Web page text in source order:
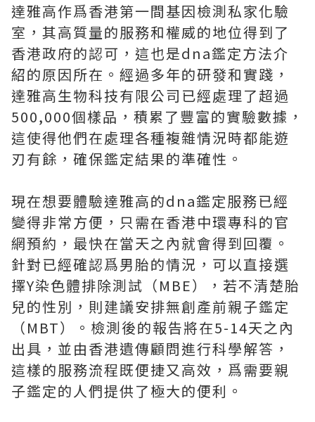
達雅高作爲香港第一間基因檢測私家化驗
室，其高質量的服務和權威的地位得到了
香港政府的認可，這也是dna鑑定方法介
紹的原因所在。經過多年的研發和實踐，
達雅高生物科技有限公司已經處理了超過
500,000個樣品，積累了豐富的實驗數據，
這使得他們在處理各種複雜情況時都能遊
刃有餘，確保鑑定結果的準確性。
現在想要體驗達雅高的dna鑑定服務已經
變得非常方便，只需在香港中環專科的官
網預約，最快在當天之內就會得到回覆。
針對已經確認爲男胎的情況，可以直接選
擇Y染色體排除測試（MBE），若不清楚胎
兒的性別，則建議安排無創產前親子鑑定
（MBT）。檢測後的報告將在5-14天之內
出具，並由香港遺傳顧問進行科學解答，
這樣的服務流程既便捷又高效，爲需要親
子鑑定的人們提供了極大的便利。